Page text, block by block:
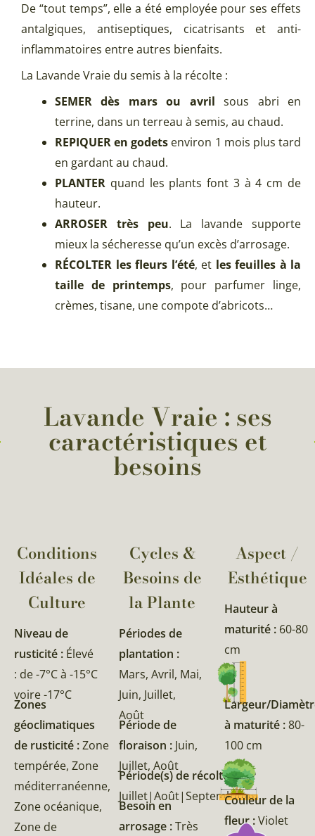
De “tout temps”, elle a été employée pour ses effets
antalgiques, antiseptiques, cicatrisants et anti-
inflammatoires entre autres bienfaits.
La Lavande Vraie du semis à la récolte :
SEMER dès mars ou avril sous abri en
terrine, dans un terreau à semis, au chaud.
REPIQUER en godets environ 1 mois plus tard
en gardant au chaud.
PLANTER quand les plants font 3 à 4 cm de
hauteur.
ARROSER très peu. La lavande supporte
mieux la sécheresse qu’un excès d’arrosage.
RÉCOLTER les fleurs l’été, et les feuilles à la
taille de printemps, pour parfumer linge,
crèmes, tisane, une compote d’abricots…
Lavande Vraie : ses
caractéristiques et
besoins
Conditions
Idéales de
Culture
Niveau de
rusticité : Élevé
: de -7°C à -15°C
voire -17°C
Zones
géoclimatiques
de rusticité :Zone
tempérée, Zone
méditerranéenne,
Zone océanique,
Zone de
Cycles &
Besoins de
la Plante​
Périodes de
plantation :
Mars, Avril, Mai,
Juin, Juillet,
Août
Période de
floraison : Juin,
Juillet, Août
Période(s) de récolte :
Juillet|Août|Septembre
Besoin en
arrosage :Très
Aspect /
Esthétique
Hauteur à
maturité : 60-80
cm
Largeur/
à maturité :80-
100 cm
Couleur de la
fleur :Violet